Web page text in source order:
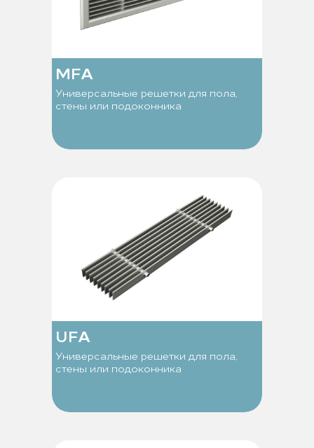
MFA
Универсальные решетки для пола,
стены или подоконника
UFA
Универсальные решетки для пола,
стены или подоконника